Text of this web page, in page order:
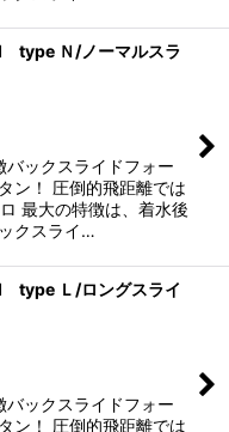
type Ｎ/ノーマルスラ
バックスライドフォー
ン！ 圧倒的飛距離では
最大の特徴は、着水後
クスライ…
type Ｌ/ロングスライ
バックスライドフォー
ン！ 圧倒的飛距離では